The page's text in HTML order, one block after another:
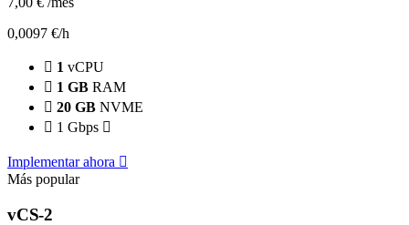
0,0097 €/h
1 vCPU
1 GB RAM
20 GB NVME
1 Gbps
Implementar ahora
Más popular
vCS-2